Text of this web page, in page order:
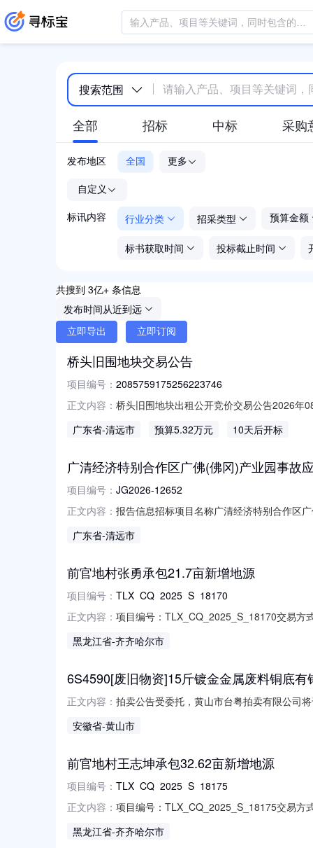
搜索范围
全部 招标 中标 采购
发布地区 全国 更多
自定义
标讯内容 行业分类 招采类型 预算金额
标书获取时间 投标截止时间
共搜到 3亿+ 条信息
发布时间从近到远
立即导出 立即订阅
桥头旧围地块交易公告
项目编号： 2085759175256223746
正文内容： 桥头旧围地块出租公开竞价交易公告2026
采用公开竞价方式进行，欢迎符合资格条件
广东省-清远市 预算5.32万元 10天后开标
广清经济特别合作区广佛(佛冈)产业园事故
项目编号： JG2026-12652
正文内容： 报告信息招标项目名称广清经济特别合作区
广东省-清远市
前官地村张勇承包21.7亩新增地源
项目编号： TLX_CQ_2025_S_18170
正文内容： 项目编号：TLX_CQ_2025_S_18170交易方
限：2025-01-01至2025-12-31项目编号：
黑龙江省-齐齐哈尔市
6S4590[废旧物资]15斤镀金金属废料铜底
正文内容： 拍卖公告受委托，黄山市台粤拍卖有限公司
公告发布之日起至拍卖会结束止（延时除外
安徽省-黄山市
前官地村王志坤承包32.62亩新增地源
项目编号： TLX_CQ_2025_S_18175
正文内容： 项目编号：TLX_CQ_2025_S_18175交易方
期限：2025-01-01至2025-12-31项目编号
黑龙江省-齐齐哈尔市